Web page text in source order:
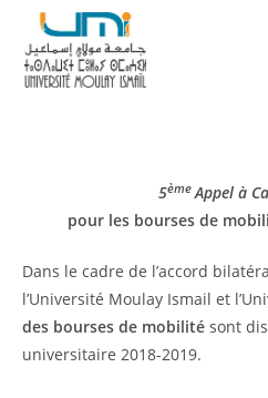
5ème Appel à
pour les bourses de
Dans le cadre de l’accord
l’Université Moulay Ismail et
des bourses de mobilité sont
universitaire 2018-2019.